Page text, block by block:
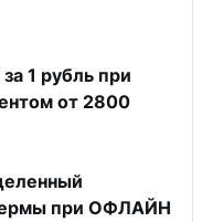
1 рубль при
от 2800
при ОФЛАЙН